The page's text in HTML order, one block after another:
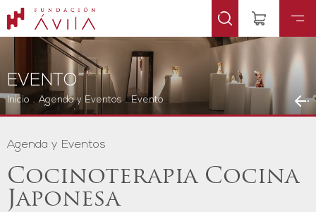
EVENTO
Inicio . Agenda y Eventos . Evento
Agenda y Eventos
Cocinoterapia Cocina
Japonesa